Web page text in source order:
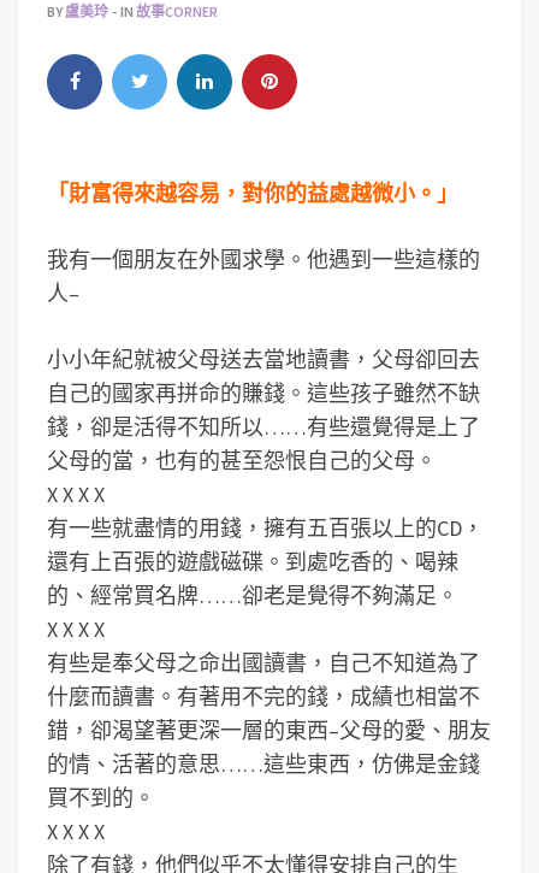
BY盧美玲 IN 故事CORNER
「財富得來越容易，對你的益處越微小。」
我有一個朋友在外國求學。他遇到一些這樣的
人–
小小年紀就被父母送去當地讀書，父母卻回去
自己的國家再拼命的賺錢。這些孩子雖然不缺
錢，卻是活得不知所以……有些還覺得是上了
父母的當，也有的甚至怨恨自己的父母。
X X X X
有一些就盡情的用錢，擁有五百張以上的CD，
還有上百張的遊戲磁碟。到處吃香的、喝辣
的、經常買名牌……卻老是覺得不夠滿足。
X X X X
有些是奉父母之命出國讀書，自己不知道為了
什麼而讀書。有著用不完的錢，成績也相當不
錯，卻渴望著更深一層的東西–父母的愛、朋友
的情、活著的意思……這些東西，仿佛是金錢
買不到的。
X X X X
除了有錢，他們似乎不太懂得安排自己的生